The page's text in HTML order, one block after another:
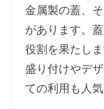
金属製の蓋、
があります。
役割を果たし
盛り付けやデ
ての利用も人気